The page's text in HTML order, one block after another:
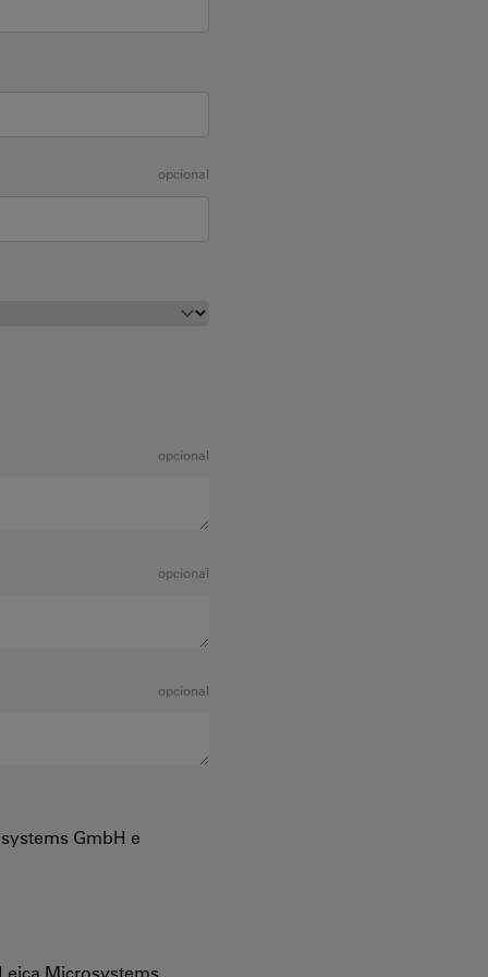
opcional
opcional
opcional
opcional
GmbH e
Microsystems